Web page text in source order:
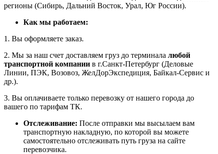
регионы (Сибирь, Дальний Восток, Урал, Юг России).
Как мы работаем:
1. Вы оформляете заказ.
2. Мы за наш счет доставляем груз до терминала любой
транспортной компании в г.Санкт-Петербург (Деловые
Линии, ПЭК, Возовоз, ЖелДорЭкспедиция, Байкал-Сервис и
др.).
3. Вы оплачиваете только перевозку от нашего города до
вашего по тарифам ТК.
Отслеживание: После отправки мы высылаем вам
транспортную накладную, по которой вы можете
самостоятельно отслеживать путь груза на сайте
перевозчика.